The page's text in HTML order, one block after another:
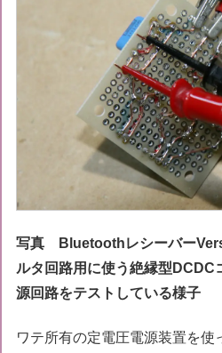
写真 Bluetoothレシーバー
ルタ回路用に使う絶縁型DCDC
源回路をテストしている様子
ワテ所有の定電圧電源装置を